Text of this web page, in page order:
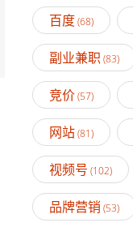
百度(68)
副业兼职 (83)
竞价(57)
网站(81)
视频号 (102)
品牌营销 (53)